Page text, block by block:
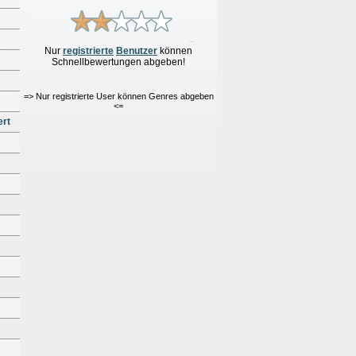
Nur registrierte Benutzer können
Schnellbewertungen abgeben!
=> Nur registrierte User können Genres abgeben
<=